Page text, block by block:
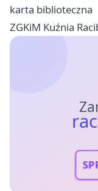
karta biblioteczna
ZGKiM Kuźnia